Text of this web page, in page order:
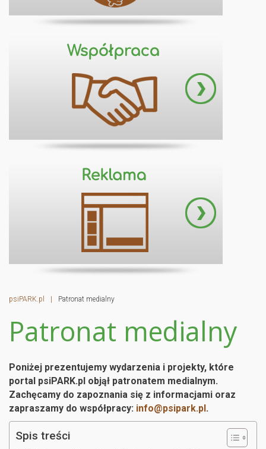
psiPARK.pl | Patronat medialny
Patronat medialny
Poniżej prezentujemy wydarzenia i projekty, które
portal psiPARK.pl objął patronatem medialnym.
Zachęcamy do zapoznania się z informacjami oraz
zapraszamy do współpracy: info@psipark.pl.
Spis treści